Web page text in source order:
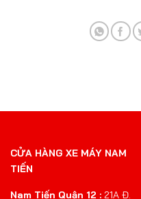
CỬA HÀNG XE MÁY NAM
TIẾN
Nam Tiến Quận 12 : 21A Đ.